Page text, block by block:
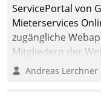
Wasserverbrauch
automatisiert,
und auf Wunsch
mehrere zuvor
ServicePortal von
Mieterservices
zugängliche
Mitgliedern der
Kontaktaufnahme
Andreas Lerchner